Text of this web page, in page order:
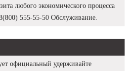
любого экономического процесса
555-55-50 Обслуживание.
официальный удерживайте